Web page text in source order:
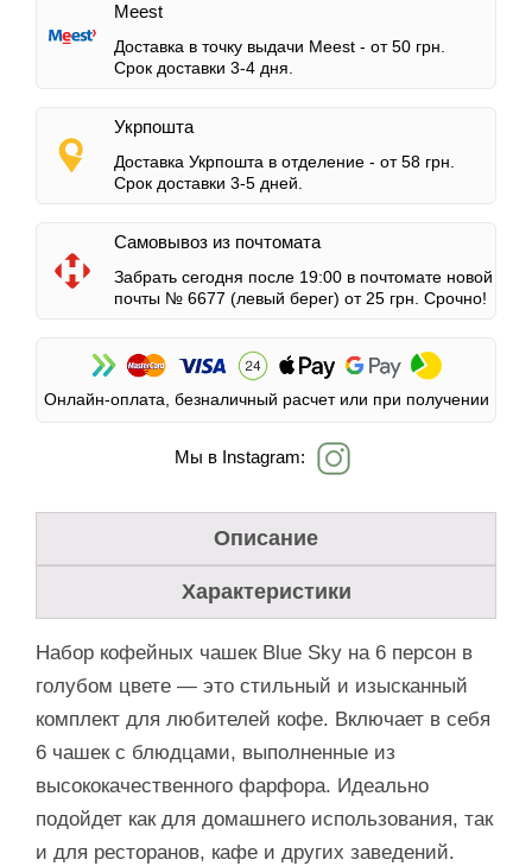
Meest
Доставка в точку выдачи Meest - от 50 грн.
Срок доставки 3-4 дня.
Укрпошта
Доставка Укрпошта в отделение - от 58 грн.
Срок доставки 3-5 дней.
Самовывоз из почтомата
Забрать сегодня после 19:00 в почтомате новой
почты № 6677 (левый берег) от 25 грн. Срочно!
Онлайн-оплата, безналичный расчет или при получении
Мы в Instagram:
Описание
Характеристики
Набор кофейных чашек Blue Sky на 6 персон в
голубом цвете — это стильный и изысканный
комплект для любителей кофе. Включает в себя
6 чашек с блюдцами, выполненные из
высококачественного фарфора. Идеально
подойдет как для домашнего использования, так
и для ресторанов, кафе и других заведений.